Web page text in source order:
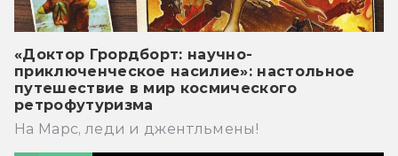
«Доктор Грордборт: научно-
приключенческое насилие»: настольное
путешествие в мир космического
ретрофутуризма
На Марс, леди и джентльмены!